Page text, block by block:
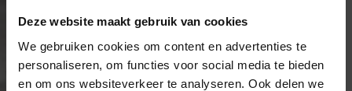
Deze website maakt gebruik van cookies
We gebruiken cookies om content en advertenties te
personaliseren, om functies voor social media te bieden
en om ons websiteverkeer te analyseren. Ook delen we